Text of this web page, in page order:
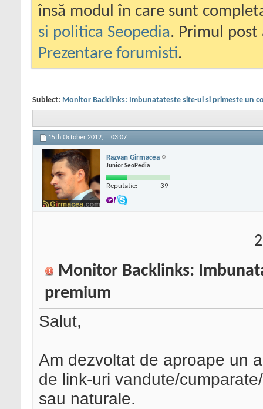
însă modul în care sunt
si politica Seopedia. Primul
Prezentare forumisti.
Subiect: Monitor Backlinks: Imbunatateste site-ul si primeste un
15th October 2012, 03:07
Razvan Girmacea
Junior SeoPedia
Reputatie: 39
Monitor Backlinks:
premium
Salut,
Am dezvoltat de aproape un
de link-uri vandute/
sau naturale.